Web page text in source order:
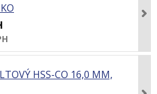
HSS-CO 16,0 MM,